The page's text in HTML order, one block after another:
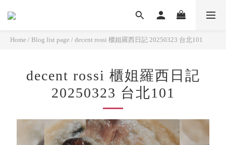
Home / Blog list page / decent rossi 櫃姐羅西日記 20250323 台北101
decent rossi 櫃姐羅西日記
20250323 台北101